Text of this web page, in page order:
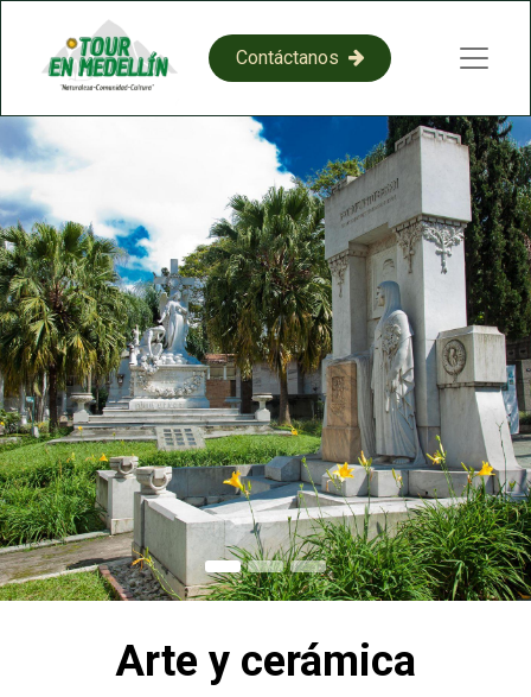
​​C​​on​​​​​​​​tácta​​​​​​​​​​​​​​​​​​​​​​no​​​​s​​
Arte y cerámica